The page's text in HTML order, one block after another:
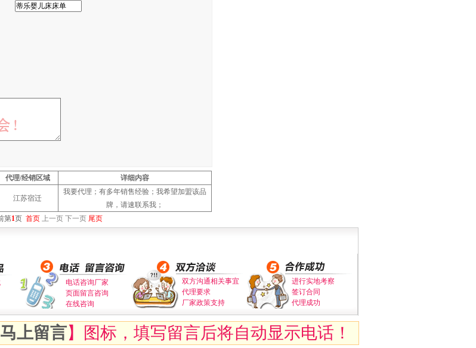
代理/经销区域 详细内容
江苏宿迁
我要代理；有多年销售经验；我希望加盟该品
牌，请速联系我；
第1页 首页 上一页 下一页 尾页
电话咨询厂家
页面留言咨询
在线咨询
双方沟通相关事宜
代理要求
厂家政策支持
进行实地考察
签订合同
代理成功
马上留言】图标，填写留言后将自动显示电话！